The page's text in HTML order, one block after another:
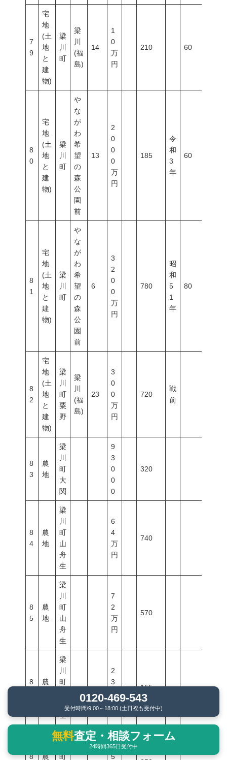
7
9
宅
地
(土
地
と
建
物)
梁
川
町
梁
川
(福
島)
14
1
0
万
円
210 60
8
0
宅
地
(土
地
と
建
物)
梁
川
町
や
な
が
わ
希
望
の
森
公
園
前
13
2
0
0
0
万
円
185
令
和
3
年
60
8
1
宅
地
(土
地
と
建
物)
梁
川
町
や
な
が
わ
希
望
の
森
公
園
前
6
3
2
0
0
万
円
780
昭
和
5
1
年
80
8
2
宅
地
(土
地
と
建
物)
梁
川
町
粟
野
梁
川
(福
島)
23
3
0
0
万
円
720
戦
前
8
3
農
地
梁
川
町
大
関
9
3
0
0
0
320
8
4
農
地
梁
川
町
山
舟
生
6
4
万
円
740
8
5
農
地
梁
川
町
山
舟
生
7
2
万
円
570
8
農
梁
川
町
舟
生
2
3
万
円
155
8 農
梁
町
3
5
0120-469-543
受付時間/9:00～18:00 (土日祝も受付中)
無料査定・相談フォーム
24時間365日受付中